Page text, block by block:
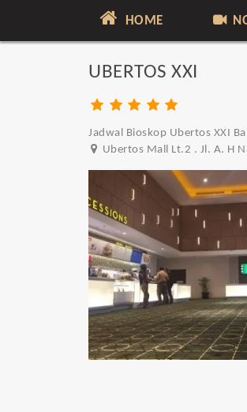
HOME
UBERTOS XXI
Jadwal Bioskop Ubertos XXI
Ubertos Mall Lt.2 . Jl. A. H